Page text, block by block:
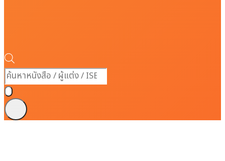
Products
search